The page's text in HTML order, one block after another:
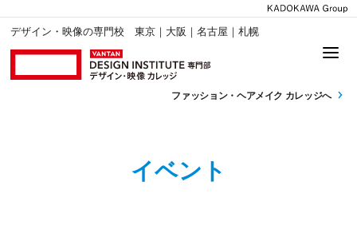
デザイン・映像の専門校 東京｜大阪｜名古屋｜札幌
ファッション・ ヘアメイク カレッジへ
イベント